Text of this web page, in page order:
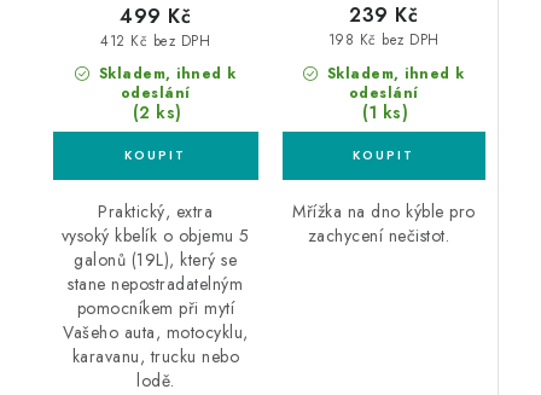
Skladem, ihned k
odeslání
(2 ks)
412 Kč bez DPH
499 Kč
Praktický, extra
vysoký kbelík o objemu 5
galonů (19L), který se
stane nepostradatelným
pomocníkem při mytí
Vašeho auta, motocyklu,
karavanu, trucku nebo
lodě.
Skladem, ihned k
odeslání
(1 ks)
198 Kč bez DPH
239 Kč
Mřížka na dno kýble pro
zachycení nečistot.